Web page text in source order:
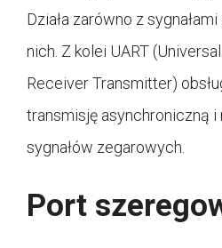
Działa zarówno z
nich. Z kolei UART
Receiver Transmitter)
transmisję asynchroniczną i
sygnałów zegarowych.
Port